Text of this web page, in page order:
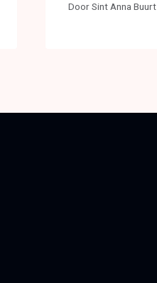
Door Sint Anna Buurt